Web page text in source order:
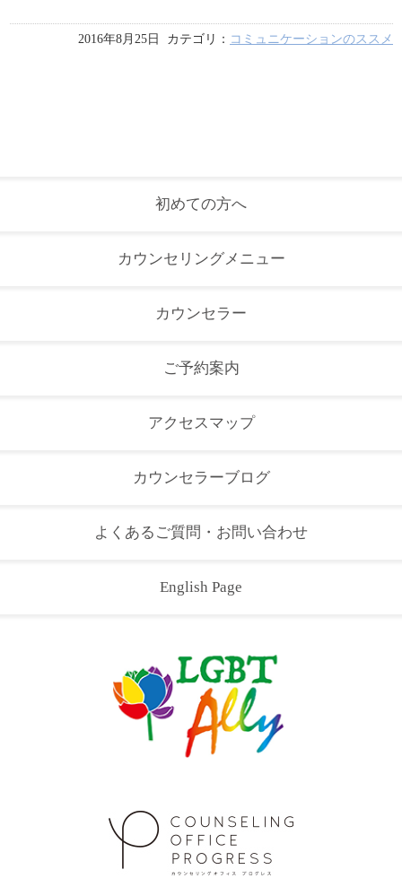
2016年8月25日 カテゴリ： コミュニケーションのススメ
初めての方へ
カウンセリングメニュー
カウンセラー
ご予約案内
アクセスマップ
カウンセラーブログ
よくあるご質問・お問い合わせ
English Page